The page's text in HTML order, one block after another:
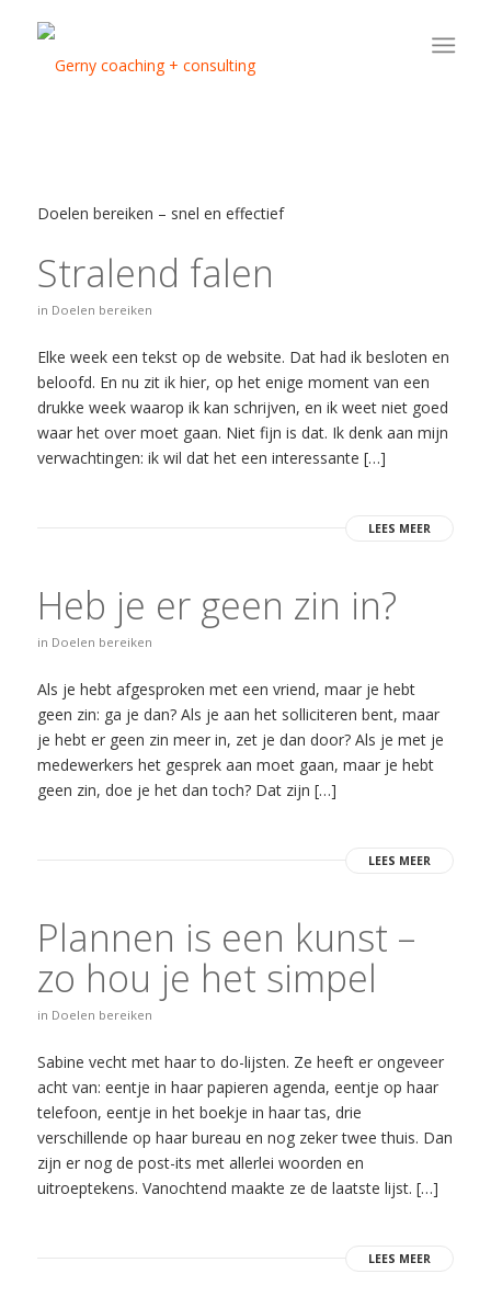
Doelen bereiken – snel en effectief
Stralend falen
in Doelen bereiken
Elke week een tekst op de website. Dat had ik besloten en
beloofd. En nu zit ik hier, op het enige moment van een
drukke week waarop ik kan schrijven, en ik weet niet goed
waar het over moet gaan. Niet fijn is dat. Ik denk aan mijn
verwachtingen: ik wil dat het een interessante […]
LEES MEER
Heb je er geen zin in?
in Doelen bereiken
Als je hebt afgesproken met een vriend, maar je hebt
geen zin: ga je dan? Als je aan het solliciteren bent, maar
je hebt er geen zin meer in, zet je dan door? Als je met je
medewerkers het gesprek aan moet gaan, maar je hebt
geen zin, doe je het dan toch? Dat zijn […]
LEES MEER
Plannen is een kunst –
zo hou je het simpel
in Doelen bereiken
Sabine vecht met haar to do-lijsten. Ze heeft er ongeveer
acht van: eentje in haar papieren agenda, eentje op haar
telefoon, eentje in het boekje in haar tas, drie
verschillende op haar bureau en nog zeker twee thuis. Dan
zijn er nog de post-its met allerlei woorden en
uitroeptekens. Vanochtend maakte ze de laatste lijst. […]
LEES MEER